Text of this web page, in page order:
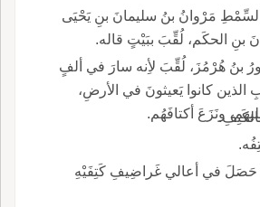
السِّمْطِ مَرْوانُ بنُ سليمانَ بنِ يَحْيَى
بنِ الحكَم، لُقِّبَ ببَيْتٍ قاله.
بنُ هُرْمُزَ، لُقِّبَ لأِنه سارَ في ألفٍ
الذين كانوا يَعيثونَ في الأرضِ،
ونَزَعَ أكتافَهُم.
في أعالي غَراضِيفِ كَتِفَيْهِ